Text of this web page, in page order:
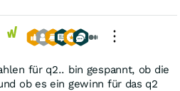
für q2.. bin gespannt, ob die
ob es ein gewinn für das q2